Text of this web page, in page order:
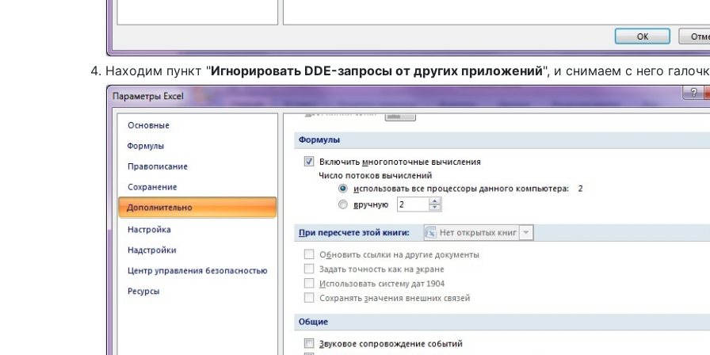
Находим пункт "Игнорировать DDE-запросы от других приложений", и снимаем с него